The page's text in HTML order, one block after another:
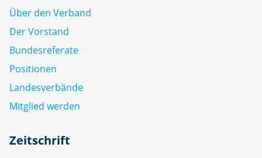
Über den Verband
Der Vorstand
Bundesreferate
Positionen
Landesverbände
Mitglied werden
Zeitschrift